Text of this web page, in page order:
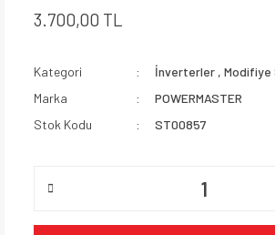
3.700,00 TL
Kategori İnverterler ,Modifiye
Marka
POWERMASTER
Stok Kodu
ST00857